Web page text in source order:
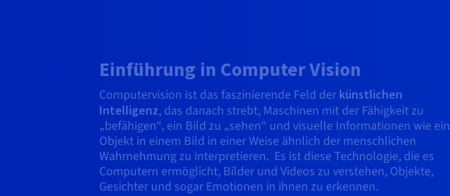
Einführung in Computer Vision
Computervision ist das faszinierende Feld der künstlichen
Intelligenz, das danach strebt, Maschinen mit der Fähigkeit zu
„befähigen“, ein Bild zu „sehen“ und visuelle Informationen wie ein
Objekt in einem Bild in einer Weise ähnlich der menschlichen
Wahrnehmung zu interpretieren. Es ist diese Technologie, die es
Computern ermöglicht, Bilder und Videos zu verstehen, Objekte,
Gesichter und sogar Emotionen in ihnen zu erkennen.